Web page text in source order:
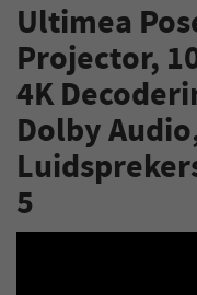
Ultimea
Projector,
4K
Dolby
5